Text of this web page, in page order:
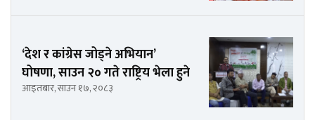
‘देश र कांग्रेस जोड्ने अभियान’
घोषणा, साउन २० गते राष्ट्रिय भेला हुने
आइतबार, साउन १७, २०८३